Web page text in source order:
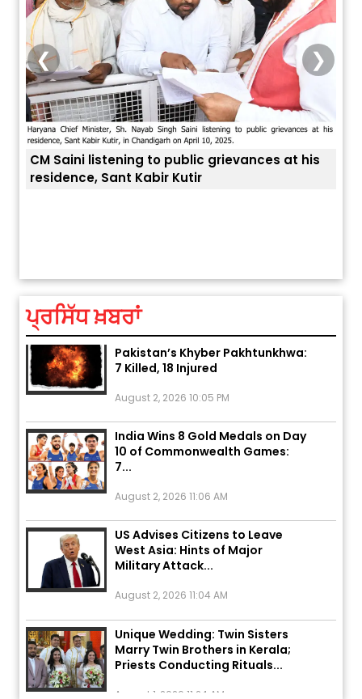
CM Saini listening to public grievances at his
residence, Sant Kabir Kutir
❮ ❯
ਪ੍ਰਸਿੱਧ ਖ਼ਬਰਾਂ
August 5, 2026 6:23 AM
Explosion During Peace Rally in
Pakistan’s Khyber Pakhtunkhwa:
7 Killed, 18 Injured
India Wins 8 Gold Medals on Day
10 of Commonwealth Games:
7...
US Advises Citizens to Leave
West Asia: Hints of Major
Military Attack...
Unique Wedding: Twin Sisters
Marry Twin Brothers in Kerala;
Priests Conducting Rituals...